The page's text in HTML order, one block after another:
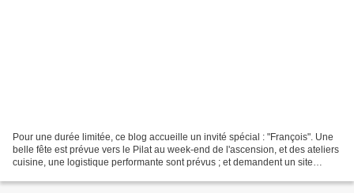
Pour une durée limitée, ce blog accueille un invité spécial : "François". Une
belle fête est prévue vers le Pilat au week-end de l'ascension, et des ateliers
cuisine, une logistique performante sont prévus ; et demandent un site